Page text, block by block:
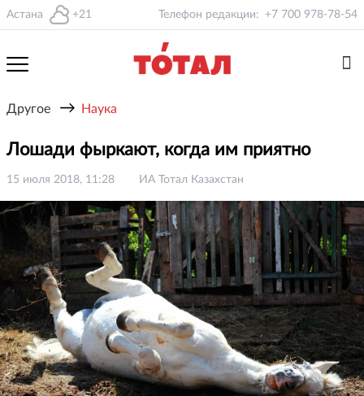
Астана +21 Телефон редакции: +7 700 978-78-54
Другое → Наука
Лошади фыркают, когда им приятно
15 июля 2018, 11:28 ИА Тотал Казахстан